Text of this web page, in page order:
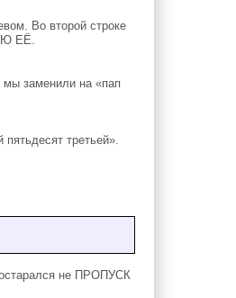
Во второй строке
ЕЁ.
мы заменили на «пап
третьей».
не ПРОПУСК